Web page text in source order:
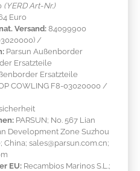
(YERD Art-Nr.)
Euro
Versand: 84099900
/
Parsun Außenborder
Ersatzteile
Ersatzteile
COWLING F8-03020000 /
PARSUN; No. 567 Lian
Development Zone Suzhou
China; sales@parsun.com.cn;
EU: Recambios Marinos S.L.;